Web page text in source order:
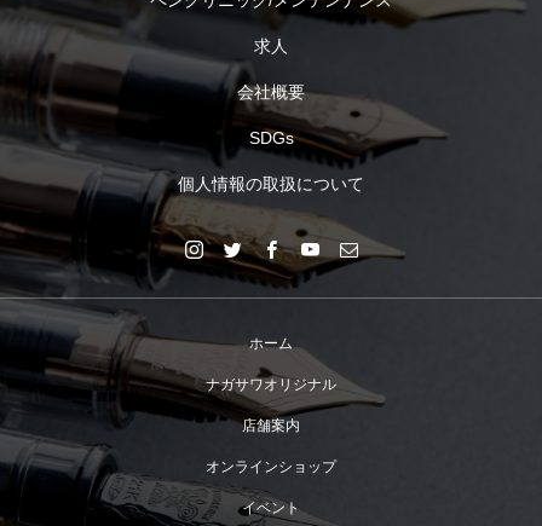
求人
会社概要
SDGs
個人情報の取扱について
ホーム
ナガサワオリジナル
店舗案内
オンラインショップ
イベント